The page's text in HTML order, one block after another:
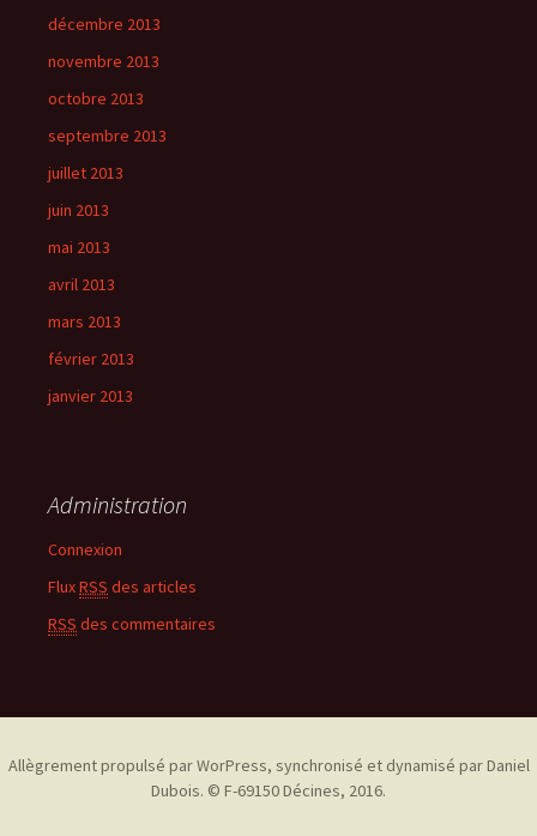
décembre 2013
novembre 2013
octobre 2013
septembre 2013
juillet 2013
juin 2013
mai 2013
avril 2013
mars 2013
février 2013
janvier 2013
Administration
Connexion
FluxRSS des articles
RSS des commentaires
Allègrement propulsé par WorPress, synchronisé et dynamisé par Daniel
Dubois. © F-69150 Décines, 2016.